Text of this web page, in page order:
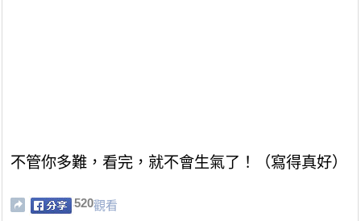
不管你多難，看完，就不會生氣了！（寫得真好）
520觀看